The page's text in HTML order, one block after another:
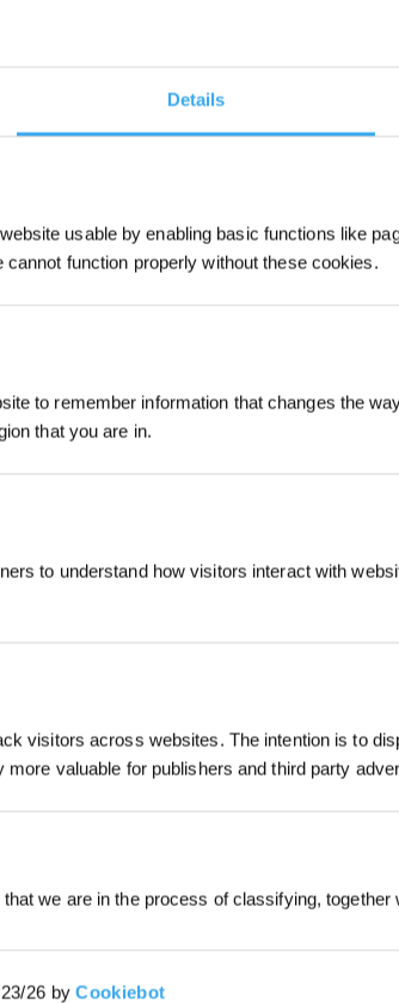
Details
usable by enabling basic functions like
function properly without these cookies.
to remember information that changes the
that you are in.
to understand how visitors interact with
visitors across websites. The intention is to
more valuable for publishers and third party
we are in the process of classifying,
23/26 byCookiebot
*Neu registrierte Benutzer
verwenden, um einen
überschreitet.